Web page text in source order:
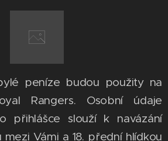
peníze budou použity na
Rangers. Osobní údaje
přihlášce slouží k navázání
Vámi a 18. přední hlídkou